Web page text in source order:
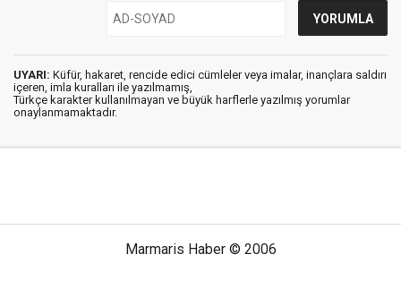
UYARI: Küfür, hakaret, rencide edici cümleler veya imalar, inançlara saldırı
içeren, imla kuralları ile yazılmamış,
Türkçe karakter kullanılmayan ve büyük harflerle yazılmış yorumlar
onaylanmamaktadır.
Marmaris Haber © 2006